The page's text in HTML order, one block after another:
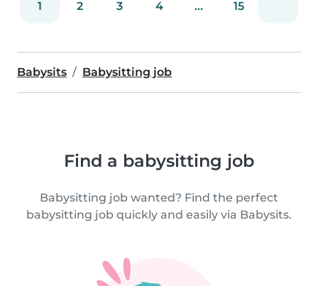
1 2 3 4 ... 15
Babysits Babysitting job
Find a babysitting job
Babysitting job wanted? Find the perfect
babysitting job quickly and easily via Babysits.